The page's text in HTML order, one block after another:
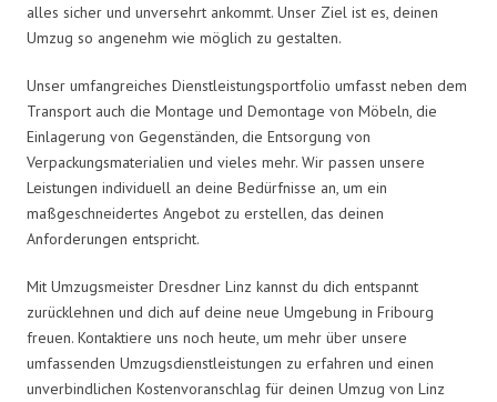
alles sicher und unversehrt ankommt. Unser Ziel ist es, deinen
Umzug so angenehm wie möglich zu gestalten.
Unser umfangreiches Dienstleistungsportfolio umfasst neben dem
Transport auch die Montage und Demontage von Möbeln, die
Einlagerung von Gegenständen, die Entsorgung von
Verpackungsmaterialien und vieles mehr. Wir passen unsere
Leistungen individuell an deine Bedürfnisse an, um ein
maßgeschneidertes Angebot zu erstellen, das deinen
Anforderungen entspricht.
Mit Umzugsmeister Dresdner Linz kannst du dich entspannt
zurücklehnen und dich auf deine neue Umgebung in Fribourg
freuen. Kontaktiere uns noch heute, um mehr über unsere
umfassenden Umzugsdienstleistungen zu erfahren und einen
unverbindlichen Kostenvoranschlag für deinen Umzug von Linz